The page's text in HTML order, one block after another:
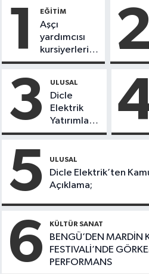
1 EĞİTİM
Aşçı
yardımcısı
kursiyerleri
eğitimlerini
tamamladı
3 ULUSAL
Dicle
Elektrik
Yatırımları
Sonuç
Mardin’de
Kayıp
Kaçak
Büyük
Düşüş
5 ULUSAL
Dicle Elektrik’ten
Açıklama;
6 KÜLTÜR SANAT
BENGÜ’DEN MARDİN
FESTIVALİ’NDE
PERFORMANS